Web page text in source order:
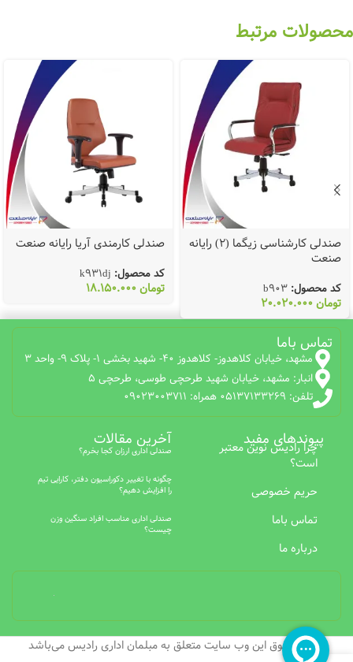
محصولات مرتبط
صندلی کارشناسی زیگما (2) رایانه
صنعت
کد محصول: b903
تومان
صندلی کارمندی آریا رایانه صنعت
کد محصول: k931dj
تومان
تماس باما
مشهد، خیابان کلاهدوز- کلاهدوز 40- شهید بخشی 1- پلاک 9- واحد 3
انبار: مشهد، خیابان شهید طرحچی طوسی، طرحچی 5
تلفن: 05137133269 همراه: 09023003711
پیوندهای مفید
چرا رادیس نوین معتبر
است؟
حریم خصوصی
تماس باما
درباره ما
آخرین مقالات
صندلی اداری ارزان کجا بخرم؟
چگونه با تغییر دکوراسیون دفتر، کارایی تیم
را افزایش دهیم؟
صندلی اداری مناسب افراد سنگین وزن
چیست؟
تمامی حقوق این وب سایت متعلق به مبلمان اداری رادیس می‌باشد